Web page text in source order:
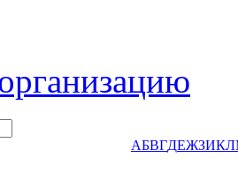
АБВГДЕЖЗИКЛ